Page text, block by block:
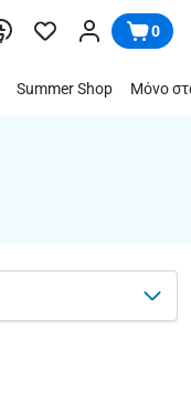
0
Summer Shop Μόνο